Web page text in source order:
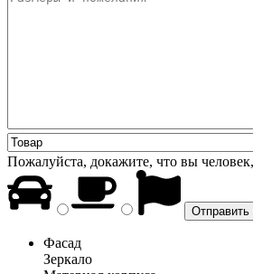
Пожалуйста, докажите, что вы
Фасад
Зеркало